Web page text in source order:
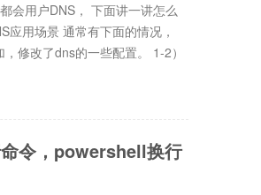
会用户DNS， 下面讲一讲怎么
用场景 通常有下面的情况，
修改了dns的一些配置。 1-2）
令，powershell换行